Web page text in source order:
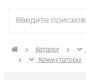
Каталог
Коммутаторы